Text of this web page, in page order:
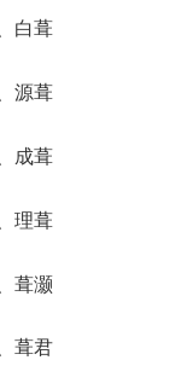
白葺
源葺
成葺
理葺
葺灏
葺君